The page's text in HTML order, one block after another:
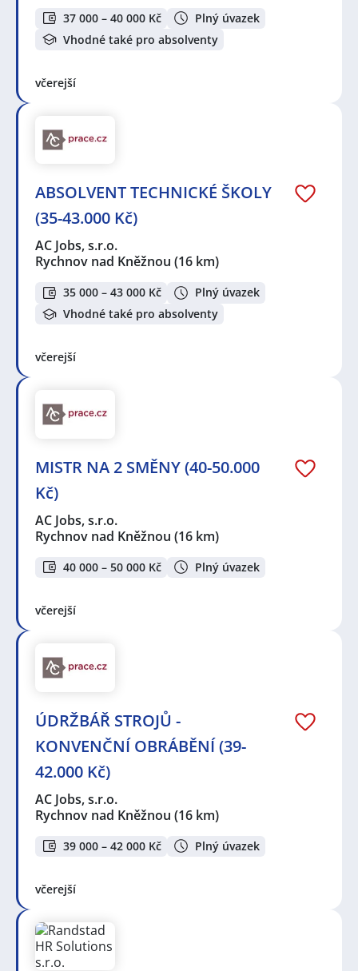
37 000 – 40 000 Kč
Plný úvazek
Vhodné také pro absolventy
včerejší
ABSOLVENT TECHNICKÉ ŠKOLY
(35-43.000 Kč)
AC Jobs, s.r.o.
Rychnov nad Kněžnou (16 km)
35 000 – 43 000 Kč
Plný úvazek
Vhodné také pro absolventy
včerejší
MISTR NA 2 SMĚNY (40-50.000
Kč)
AC Jobs, s.r.o.
Rychnov nad Kněžnou (16 km)
40 000 – 50 000 Kč Plný úvazek
včerejší
ÚDRŽBÁŘ STROJŮ -
KONVENČNÍ OBRÁBĚNÍ (39-
42.000 Kč)
AC Jobs, s.r.o.
Rychnov nad Kněžnou (16 km)
39 000 – 42 000 Kč Plný úvazek
včerejší